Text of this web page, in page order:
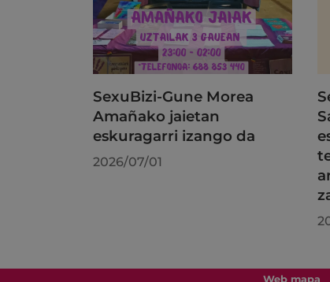
SexuBizi-Gune Morea
Amañako jaietan
eskuragarri izango da
2026/07/01
Web mapa